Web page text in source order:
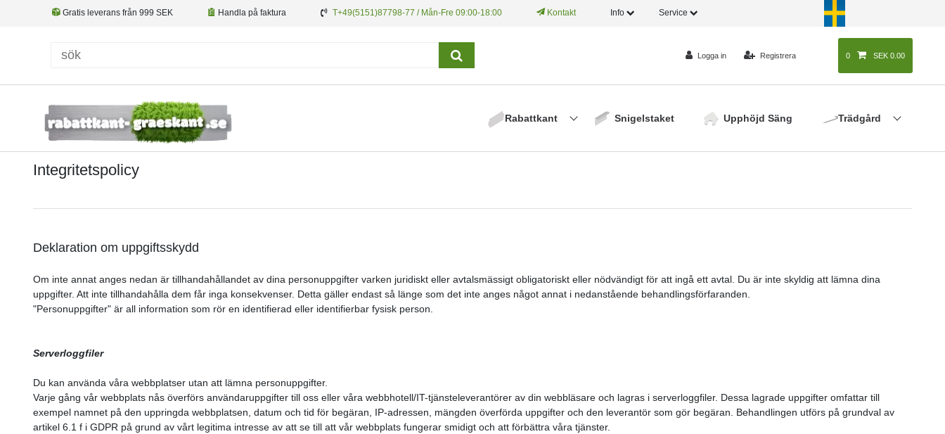
Gratis leverans från 999 SEK Handla på faktura T+49(5151)87798-77 / Mån-Fre 09:00-18:00 Kontakt Info Service
Logga in Registrera 0 SEK 0.00
Rabattkant Snigelstaket Upphöjd Säng Trädgård
Integritetspolicy
Deklaration om uppgiftsskydd
Om inte annat anges nedan är tillhandahållandet av dina personuppgifter varken juridiskt eller avtalsmässigt obligatoriskt eller nödvändigt för att ingå ett avtal. Du är inte skyldig att lämna dina
uppgifter. Att inte tillhandahålla dem får inga konsekvenser. Detta gäller endast så länge som det inte anges något annat i nedanstående behandlingsförfaranden.
"Personuppgifter" är all information som rör en identifierad eller identifierbar fysisk person.
Serverloggfiler
Du kan använda våra webbplatser utan att lämna personuppgifter.
Varje gång vår webbplats nås överförs användaruppgifter till oss eller våra webbhotell/IT-tjänsteleverantörer av din webbläsare och lagras i serverloggfiler. Dessa lagrade uppgifter omfattar till
exempel namnet på den uppringda webbplatsen, datum och tid för begäran, IP-adressen, mängden överförda uppgifter och den leverantör som gör begäran. Behandlingen utförs på grundval av
artikel 6.1 f i GDPR på grund av vårt legitima intresse av att se till att vår webbplats fungerar smidigt och att förbättra våra tjänster.